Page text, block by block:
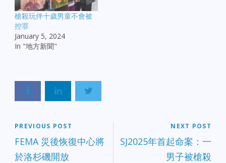
槍殺玩伴十歲男童不會被
控罪
January 5, 2024
In "地方新聞"
PREVIOUS POST
FEMA 災後恢復中心將
於洛杉磯開放
NEXT POST
SJ2025年首起命案：一
男子被槍殺